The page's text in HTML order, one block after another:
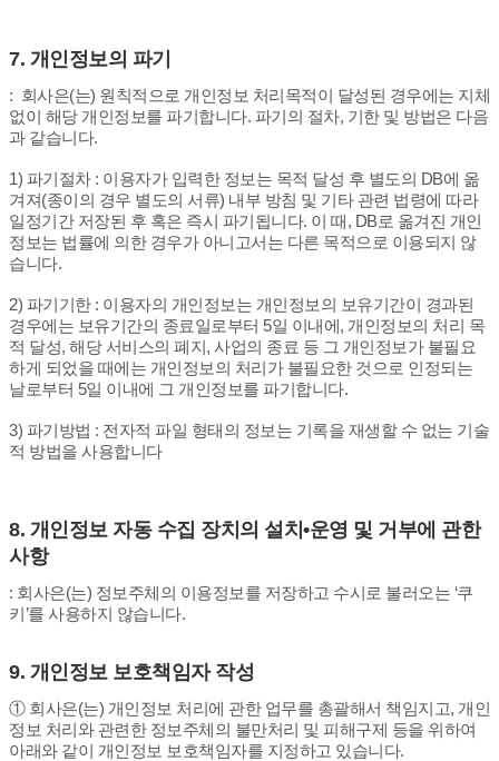
7. 개인정보의 파기
: 회사은(는) 원칙적으로 개인정보 처리목적이 달성된 경우에는 지체
없이 해당 개인정보를 파기합니다. 파기의 절차, 기한 및 방법은 다음
과 같습니다.
1) 파기절차 : 이용자가 입력한 정보는 목적 달성 후 별도의 DB에 옮
겨져(종이의 경우 별도의 서류) 내부 방침 및 기타 관련 법령에 따라
일정기간 저장된 후 혹은 즉시 파기됩니다. 이 때, DB로 옮겨진 개인
정보는 법률에 의한 경우가 아니고서는 다른 목적으로 이용되지 않
습니다.
2) 파기기한 : 이용자의 개인정보는 개인정보의 보유기간이 경과된
경우에는 보유기간의 종료일로부터 5일 이내에, 개인정보의 처리 목
적 달성, 해당 서비스의 폐지, 사업의 종료 등 그 개인정보가 불필요
하게 되었을 때에는 개인정보의 처리가 불필요한 것으로 인정되는
날로부터 5일 이내에 그 개인정보를 파기합니다.
3) 파기방법 : 전자적 파일 형태의 정보는 기록을 재생할 수 없는 기술
적 방법을 사용합니다
8. 개인정보 자동 수집 장치의 설치•운영 및 거부에 관한
사항
: 회사은(는) 정보주체의 이용정보를 저장하고 수시로 불러오는 ‘쿠
키’를 사용하지 않습니다.
9. 개인정보 보호책임자 작성
① 회사은(는) 개인정보 처리에 관한 업무를 총괄해서 책임지고, 개인
정보 처리와 관련한 정보주체의 불만처리 및 피해구제 등을 위하여
아래와 같이 개인정보 보호책임자를 지정하고 있습니다.